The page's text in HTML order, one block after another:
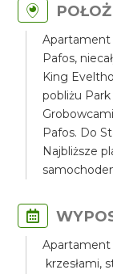
Apartament
Pafos,
King
pobliżu
Pafos. Do
Najbliższe
Apartament
krzesłami,